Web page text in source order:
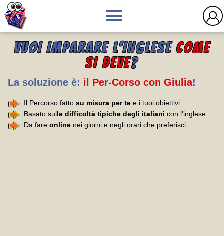
VUOI IMPARARE L'INGLESE COME
SI DEVE?
La soluzione è: il Per-Corso con Giulia!
Il Percorso fatto su misura per te e i tuoi obiettivi.
Basato sulle difficoltà tipiche degli italiani con l'inglese.
Da fare online nei giorni e negli orari che preferisci.